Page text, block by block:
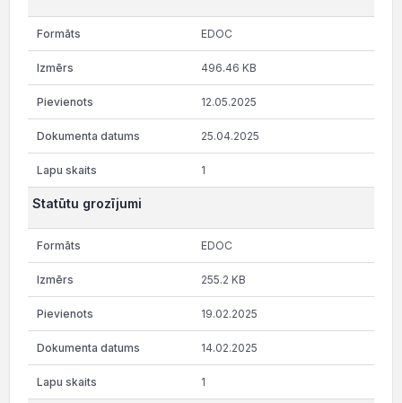
EDOC
496.46 KB
12.05.2025
25.04.2025
1
Statūtu grozījumi
EDOC
255.2 KB
19.02.2025
14.02.2025
1